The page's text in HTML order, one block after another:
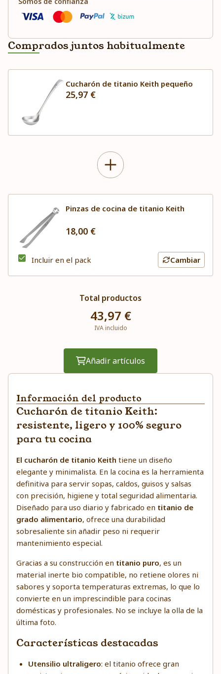
Comprados juntos habitualmente
Cucharón de titanio Keith pequeño
25,97 €
Pinzas de cocina de titanio Keith
18,00 €
Incluir en el pack Cambiar
Total productos
43,97 €
IVA incluido
Añadir artículos
Información del producto
Cucharón de titanio Keith:
resistente, ligero y 100% seguro
para tu cocina
El cucharón de titanio Keith tiene un diseño
elegante y minimalista. En la cocina es la herramienta
definitiva para servir sopas, caldos, guisos y salsas
con precisión, higiene y total seguridad alimentaria.
Diseñado para uso diario y fabricado en titanio de
grado alimentario, ofrece una durabilidad
sobresaliente sin añadir peso ni requerir
mantenimiento especial.
Gracias a su construcción en titanio puro, es un
material inerte bio compatible, no retiene olores ni
sabores y soporta temperaturas extremas, lo que lo
convierte en un imprescindible para cocinas
domésticas y profesionales. No se incluye la olla de la
última foto.
Características destacadas
Utensilio ultraligero: el titanio ofrece gran